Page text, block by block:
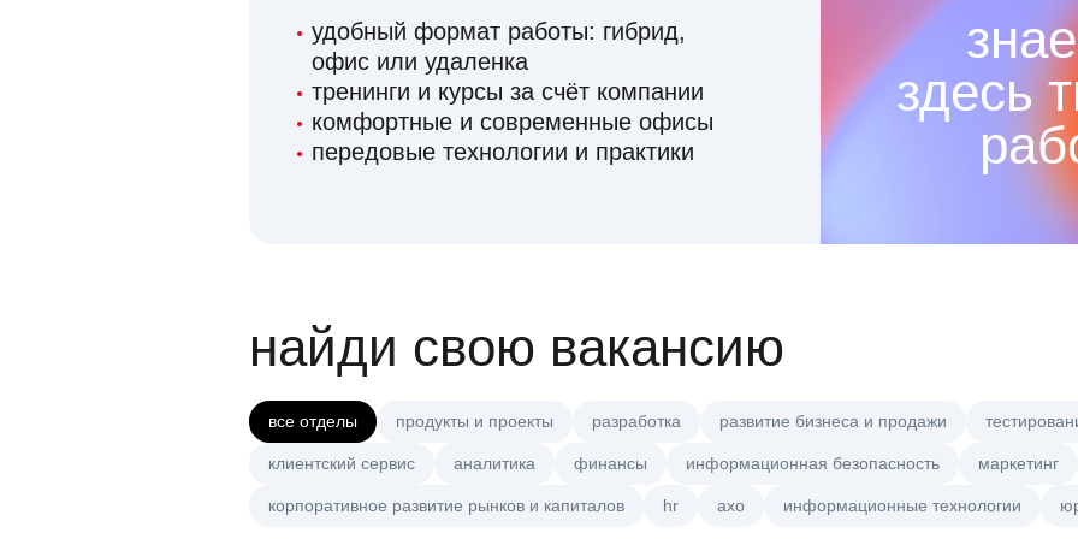
удобный формат работы: гибрид,
офис или удаленка
тренинги и курсы за счёт компании
комфортные и современные офисы
передовые технологии и практики
здесь
найди свою вакансию
все отделы продукты и проекты разработка развитие бизнеса и продажи
клиентский сервис аналитика финансы информационная безопасность маркетинг
корпоративное развитие рынков и капиталов hr axo информационные технологии